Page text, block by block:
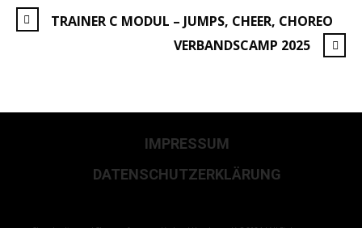
TRAINER C MODUL – JUMPS, CHEER, CHOREO
VERBANDSCAMP 2025
IMPRESSUM
DATENSCHUTZERKLÄRUNG